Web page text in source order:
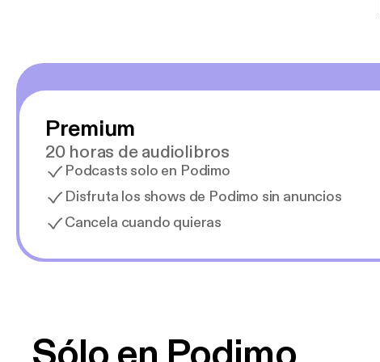
Premium
20 horas de audiolibros
Podcasts solo en Podimo
Disfruta los shows de Podimo sin anuncios
Cancela cuando quieras